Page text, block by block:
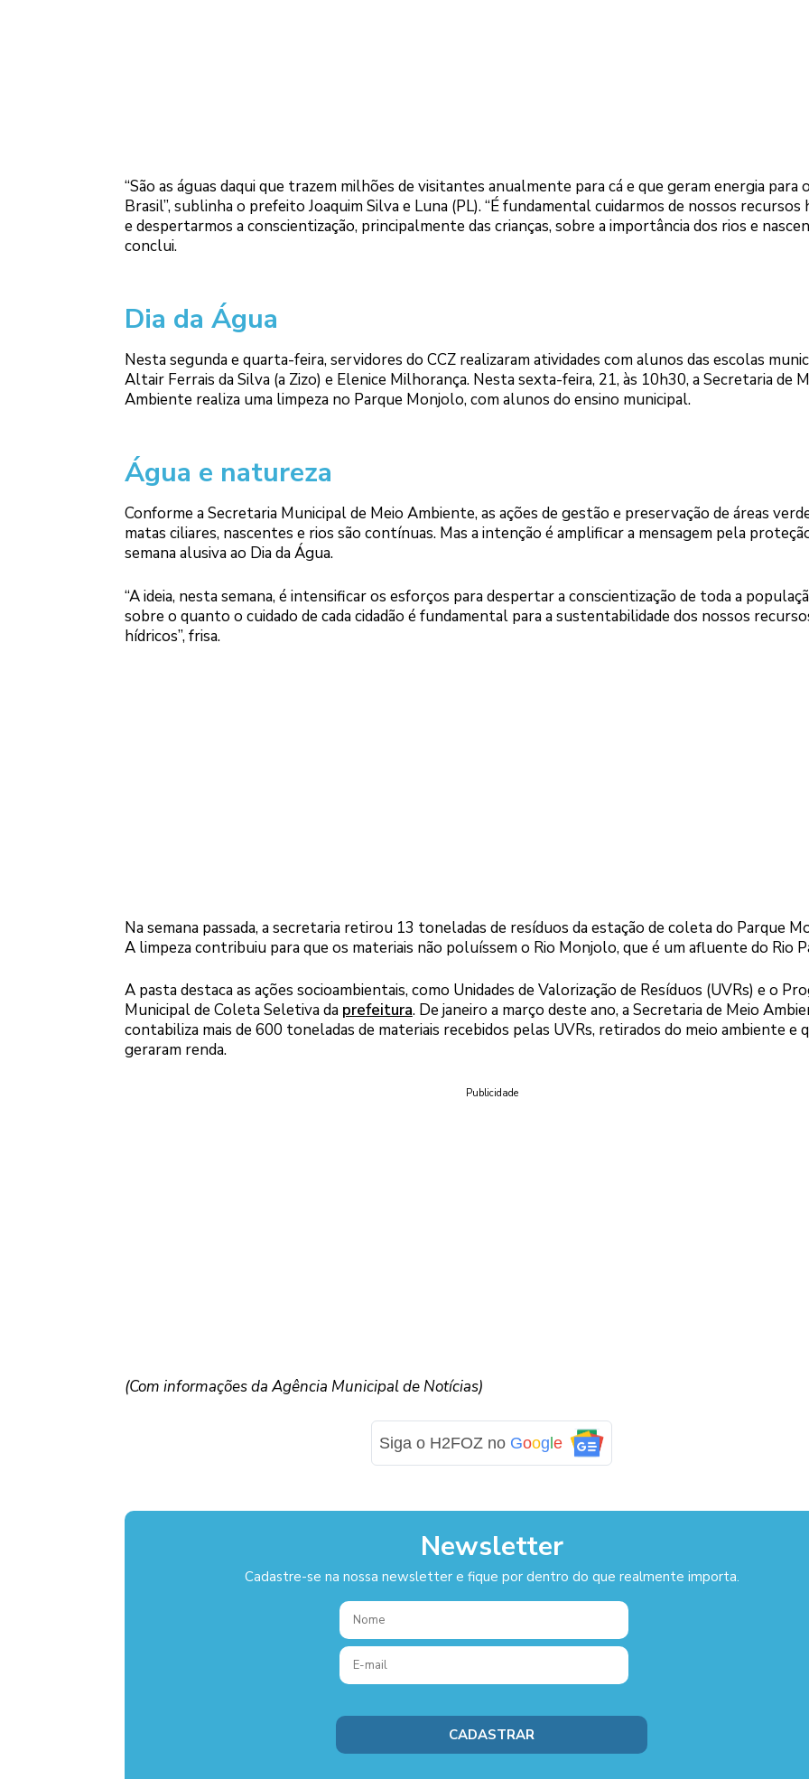
“São as águas daqui que trazem milhões de visitantes anualmente para cá e que geram energia para
Brasil”, sublinha o prefeito Joaquim Silva e Luna (PL). “É fundamental cuidarmos de nossos recursos
e despertarmos a conscientização, principalmente das crianças, sobre a importância dos rios e
conclui.
Dia da Água
Nesta segunda e quarta-feira, servidores do CCZ realizaram atividades com alunos das escolas
Altair Ferrais da Silva (a Zizo) e Elenice Milhorança. Nesta sexta-feira, 21, às 10h30, a Secretaria de
Ambiente realiza uma limpeza no Parque Monjolo, com alunos do ensino municipal.
Água e natureza
Conforme a Secretaria Municipal de Meio Ambiente, as ações de gestão e preservação de áreas
matas ciliares, nascentes e rios são contínuas. Mas a intenção é amplificar a mensagem pela
semana alusiva ao Dia da Água.
“A ideia, nesta semana, é intensificar os esforços para despertar a conscientização de toda a
sobre o quanto o cuidado de cada cidadão é fundamental para a sustentabilidade dos nossos
hídricos”, frisa.
Na semana passada, a secretaria retirou 13 toneladas de resíduos da estação de coleta do Parque
A limpeza contribuiu para que os materiais não poluíssem o Rio Monjolo, que é um afluente do Rio
A pasta destaca as ações socioambientais, como Unidades de Valorização de Resíduos (UVRs) e o
Municipal de Coleta Seletiva da prefeitura. De janeiro a março deste ano, a Secretaria de Meio
contabiliza mais de 600 toneladas de materiais recebidos pelas UVRs, retirados do meio ambiente e
geraram renda.
Publicidade
(Com informações da Agência Municipal de Notícias)
Siga o H2FOZ no Google
Newsletter
Cadastre-se na nossa newsletter e fique por dentro do que realmente importa.